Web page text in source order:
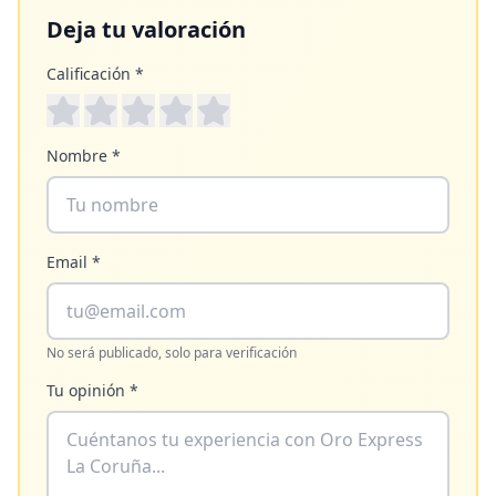
Deja tu valoración
Calificación *
Nombre *
Email *
No será publicado, solo para verificación
Tu opinión *